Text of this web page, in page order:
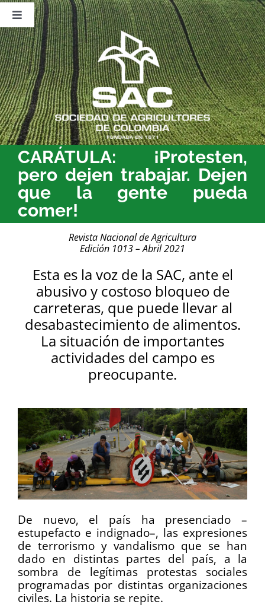
Saltar
contenido
Toggle
Navigation
Nosotros
Publicaciones
Sala de Prensa
Eventos
CARÁTULA: ¡Protesten,
pero dejen trabajar. Dejen
que la gente pueda
comer!
Revista Nacional de Agricultura
Edición 1013 – Abril 2021
Esta es la voz de la SAC, ante el
abusivo y costoso bloqueo de
carreteras, que puede llevar al
desabastecimiento de alimentos.
La situación de importantes
actividades del campo es
preocupante.
De nuevo, el país ha presenciado –
estupefacto e indignado–, las expresiones
de terrorismo y vandalismo que se han
dado en distintas partes del país, a la
sombra de legítimas protestas sociales
programadas por distintas organizaciones
civiles. La historia se repite.